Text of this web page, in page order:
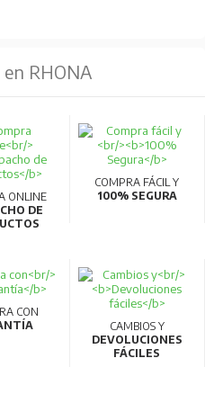
modelos de 32AF y
Compatibilidad con
de medición a PC,
y visualización en
y cumplen con la
Producidos en líneas de
RHONA
ONLINE
DE
COMPRA FÁCIL Y
100% SEGURA
CON
CAMBIOS Y
DEVOLUCIONES
FÁCILES